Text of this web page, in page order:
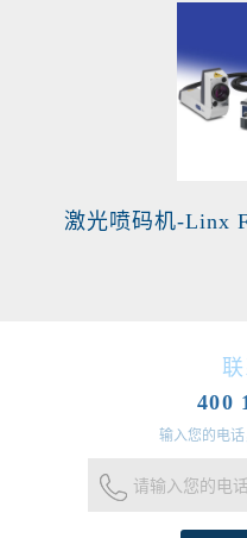
激光喷码机-Linx
联
400
输入您的电
请输入您的电话